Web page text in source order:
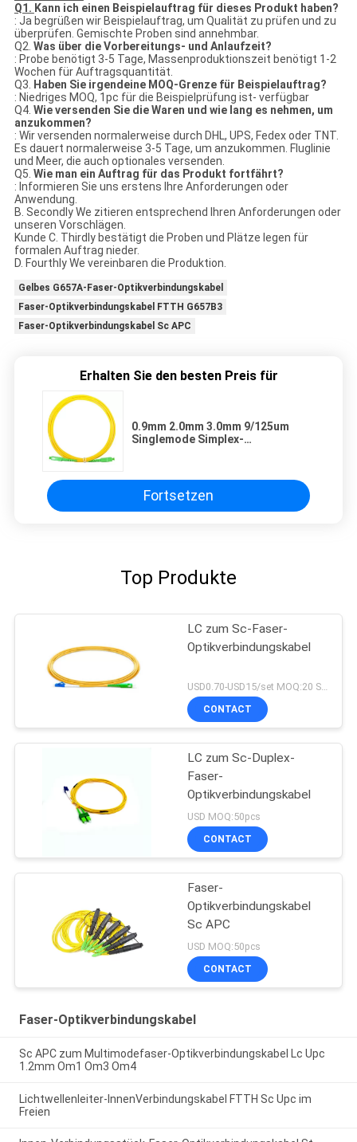
Q1. Kann ich einen Beispielauftrag für dieses Produkt haben?
: Ja begrüßen wir Beispielauftrag, um Qualität zu prüfen und zu
überprüfen. Gemischte Proben sind annehmbar.
Q2. Was über die Vorbereitungs- und Anlaufzeit?
: Probe benötigt 3-5 Tage, Massenproduktionszeit benötigt 1-2
Wochen für Auftragsquantität.
Q3.
Haben Sie irgendeine MOQ-Grenze für Beispielauftrag?
: Niedriges MOQ, 1pc für die Beispielprüfung ist- verfügbar
Q4. Wie versenden Sie die Waren und wie lang es nehmen, um
anzukommen?
: Wir versenden normalerweise durch DHL, UPS, Fedex oder TNT.
Es dauert normalerweise 3-5 Tage, um anzukommen. Fluglinie
und Meer, die auch optionales versenden.
Q5. Wie man ein Auftrag für das Produkt fortfährt?
: Informieren Sie uns erstens Ihre Anforderungen oder
Anwendung.
B. Secondly We zitieren entsprechend Ihren Anforderungen oder
unseren Vorschlägen.
Kunde C. Thirdly bestätigt die Proben und Plätze legen für
formalen Auftrag nieder.
D. Fourthly We vereinbaren die Produktion.
Gelbes G657A-Faser-Optikverbindungskabel
Faser-Optikverbindungskabel FTTH G657B3
Faser-Optikverbindungskabel Sc APC
Erhalten Sie den besten Preis für
0.9mm 2.0mm 3.0mm 9/125um
Singlemode Simplex-
Fortsetzen
Top Produkte
LC zum Sc-Faser-
Optikverbindungskabel
USD0.70-USD15/set MOQ:20 Sätze
CONTACT
LC zum Sc-Duplex-
Faser-
Optikverbindungskabel
USD MOQ:50pcs
CONTACT
Faser-
Optikverbindungskabel
Sc APC
USD MOQ:50pcs
CONTACT
Faser-Optikverbindungskabel
Sc APC zum Multimodefaser-Optikverbindungskabel Lc Upc
1.2mm Om1 Om3 Om4
Lichtwellenleiter-InnenVerbindungskabel FTTH Sc Upc im
Freien